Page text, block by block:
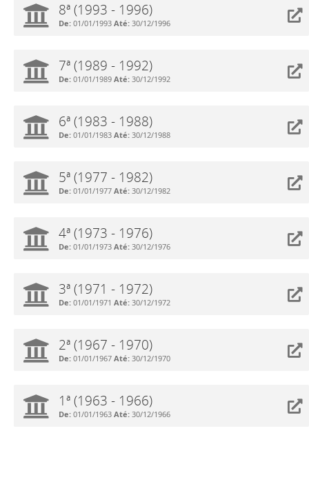
8ª (1993 - 1996)
De: 01/01/1993 Até: 30/12/1996
7ª (1989 - 1992)
De: 01/01/1989 Até: 30/12/1992
6ª (1983 - 1988)
De: 01/01/1983 Até: 30/12/1988
5ª (1977 - 1982)
De: 01/01/1977 Até: 30/12/1982
4ª (1973 - 1976)
De: 01/01/1973 Até: 30/12/1976
3ª (1971 - 1972)
De: 01/01/1971 Até: 30/12/1972
2ª (1967 - 1970)
De: 01/01/1967 Até: 30/12/1970
1ª (1963 - 1966)
De: 01/01/1963 Até: 30/12/1966